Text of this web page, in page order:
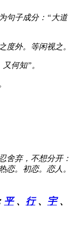
句子成分：“大道
度外。等闲视之。
何知”。
舍弃，不想分开：
恋。初恋。恋人。
平、 行、 宇、